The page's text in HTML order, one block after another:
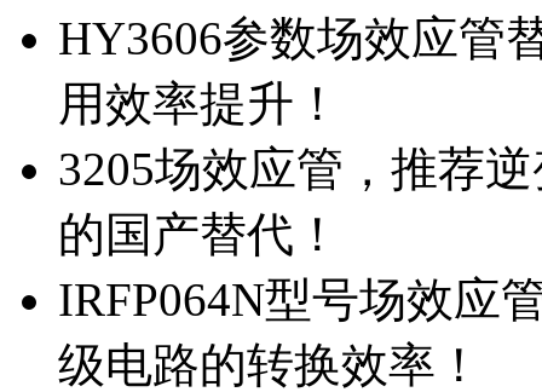
HY3606参数场效应管
用效率提升！
3205场效应管，推荐
的国产替代！
IRFP064N型号场效应
级电路的转换效率！